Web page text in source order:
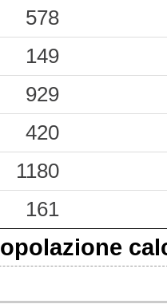
PRE
FBR
NRC
TRE
MTL
FOPC
CSC
33
578
149
929
420
1180
161